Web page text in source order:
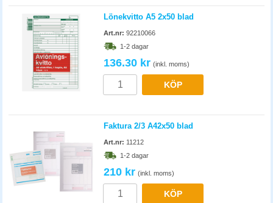
Lönekvitto A5 2x50 blad
Art.nr: 92210066
1-2 dagar
136.30 kr (inkl. moms)
KÖP
Faktura 2/3 A42x50 blad
Art.nr: 11212
1-2 dagar
210 kr (inkl. moms)
KÖP